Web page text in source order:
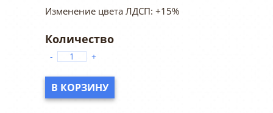
Изменение цвета ЛДСП: +15%
- +
В КОРЗИНУ